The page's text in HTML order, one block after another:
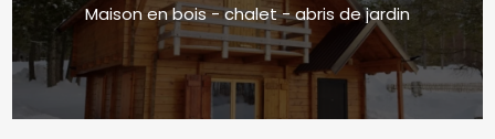
Maison en bois - chalet - abris de jardin